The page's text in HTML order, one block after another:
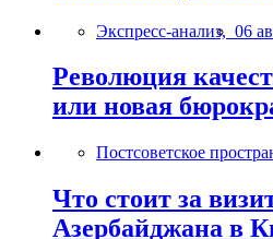
Экспресс-анализ, 06
Революция
или новая
Постсоветское
Что стоит за
Азербайджана в